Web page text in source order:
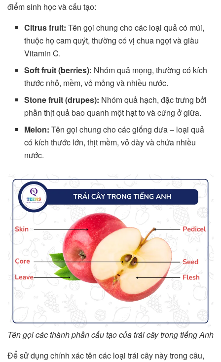
điểm sinh học và cấu tạo:
Citrus fruit: Tên gọi chung cho các loại quả có múi,
thuộc họ cam quýt, thường có vị chua ngọt và giàu
Vitamin C.
Soft fruit (berries): Nhóm quả mọng, thường có kích
thước nhỏ, mềm, vỏ mỏng và nhiều nước.
Stone fruit (drupes): Nhóm quả hạch, đặc trưng bởi
phần thịt quả bao quanh một hạt to và cứng ở giữa.
Melon: Tên gọi chung cho các giống dưa – loại quả
có kích thước lớn, thịt mềm, vỏ dày và chứa nhiều
nước.
Tên gọi các thành phần cấu tạo của trái cây trong tiếng Anh
Để sử dụng chính xác tên các loại trái cây này trong câu,